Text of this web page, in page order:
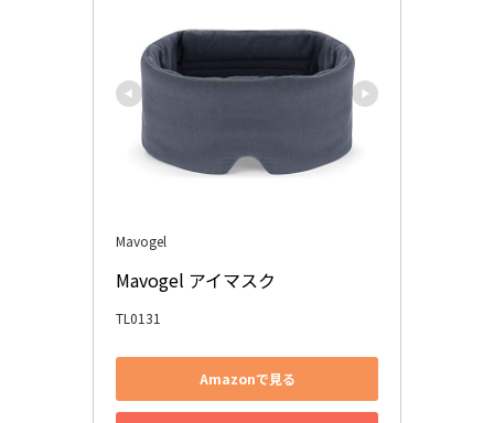
Mavogel
Mavogel アイマスク
TL0131
Amazonで見る